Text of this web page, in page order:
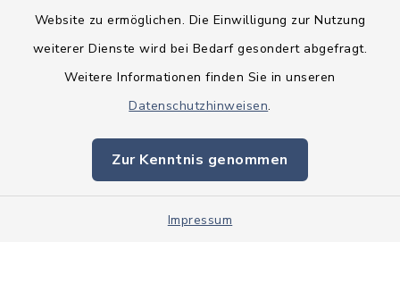
Website zu ermöglichen. Die Einwilligung zur Nutzung
weiterer Dienste wird bei Bedarf gesondert abgefragt.
Weitere Informationen finden Sie in unseren
Datenschutzhinweisen.
Zur Kenntnis genommen
Impressum
Barrierefreiheit
Impressum
Sitemap